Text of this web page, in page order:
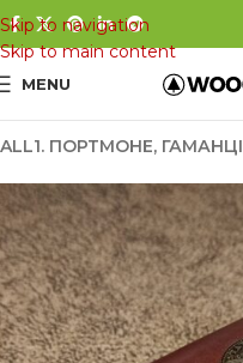
Skip to navigation
Skip to main content
MENU
ALL1. ПОРТМОНЕ, ГАМАНЦІ